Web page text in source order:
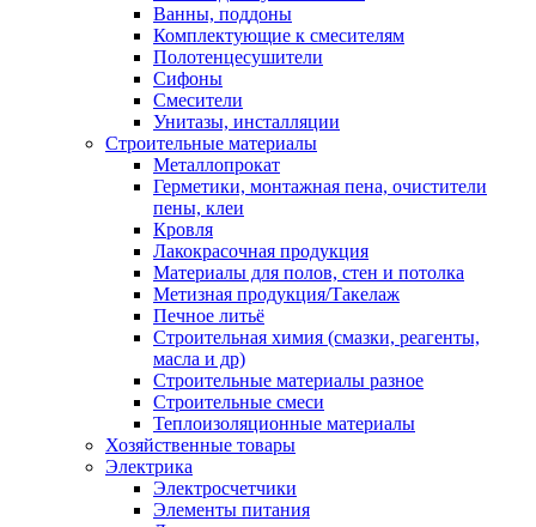
Ванны, поддоны
Комплектующие к смесителям
Полотенцесушители
Сифоны
Смесители
Унитазы, инсталляции
Строительные материалы
Металлопрокат
Герметики, монтажная пена, очистители
пены, клеи
Кровля
Лакокрасочная продукция
Материалы для полов, стен и потолка
Метизная продукция/Такелаж
Печное литьё
Строительная химия (смазки, реагенты,
масла и др)
Строительные материалы разное
Строительные смеси
Теплоизоляционные материалы
Хозяйственные товары
Электрика
Электросчетчики
Элементы питания